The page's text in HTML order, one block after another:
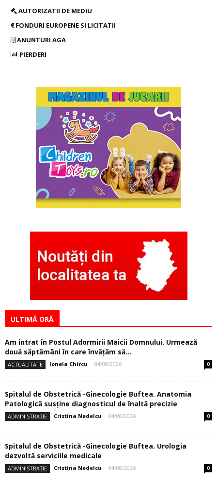
AUTORIZATII DE MEDIU
FONDURI EUROPENE SI LICITATII
ANUNTURI AGA
PIERDERI
ULTIMĂ ORĂ
Am intrat în Postul Adormirii Maicii Domnului. Urmează
două săptămâni în care învăţăm să...
ACTUALITATE Ionela Chircu - 04/08/2026 0
Spitalul de Obstetrică -Ginecologie Buftea. Anatomia
Patologică susţine diagnosticul de înaltă precizie
ADMINISTRAȚIE Cristina Nedelcu - 04/08/2026 0
Spitalul de Obstetrică -Ginecologie Buftea. Urologia
dezvoltă serviciile medicale
ADMINISTRAȚIE Cristina Nedelcu - 04/08/2026 0